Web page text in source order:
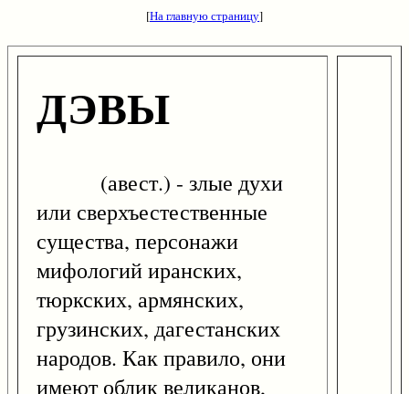
[На главную страницу]
ДЭВЫ
(авест.) - злые духи
или сверхъестественные
существа, персонажи
мифологий иранских,
тюркских, армянских,
грузинских, дагестанских
народов. Как правило, они
имеют облик великанов,